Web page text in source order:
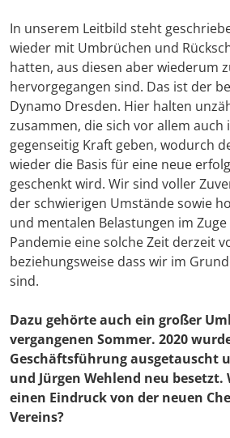
In unserem Leitbild steht
wieder mit Umbrüchen und
hatten, aus diesen aber wiederum
hervorgegangen sind. Das ist der
Dynamo Dresden. Hier halten
zusammen, die sich vor allem auch
gegenseitig Kraft geben, wodurch
wieder die Basis für eine neue
geschenkt wird. Wir sind voller
der schwierigen Umstände sowie
und mentalen Belastungen im
Pandemie eine solche Zeit derzeit
beziehungsweise dass wir im
sind.
Dazu gehörte auch ein großer
vergangenen Sommer. 2020
Geschäftsführung ausgetauscht
und Jürgen Wehlend neu besetzt.
einen Eindruck von der neuen
Vereins?